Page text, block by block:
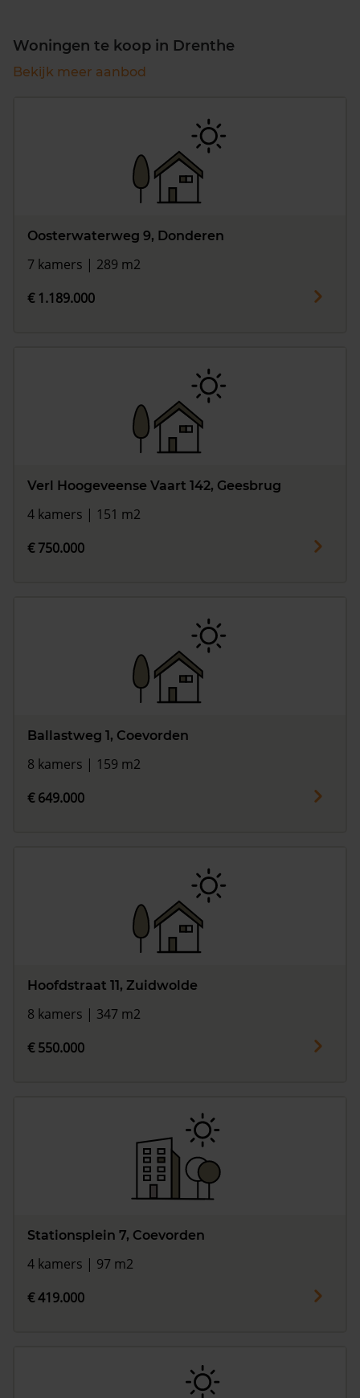
Woningen te koop in Drenthe
Bekijk meer aanbod
Oosterwaterweg 9, Donderen
7 kamers | 289 m2
€ 1.189.000
Verl Hoogeveense Vaart 142, Geesbrug
4 kamers | 151 m2
€ 750.000
Ballastweg 1, Coevorden
8 kamers | 159 m2
€ 649.000
Hoofdstraat 11, Zuidwolde
8 kamers | 347 m2
€ 550.000
Stationsplein 7, Coevorden
4 kamers | 97 m2
€ 419.000